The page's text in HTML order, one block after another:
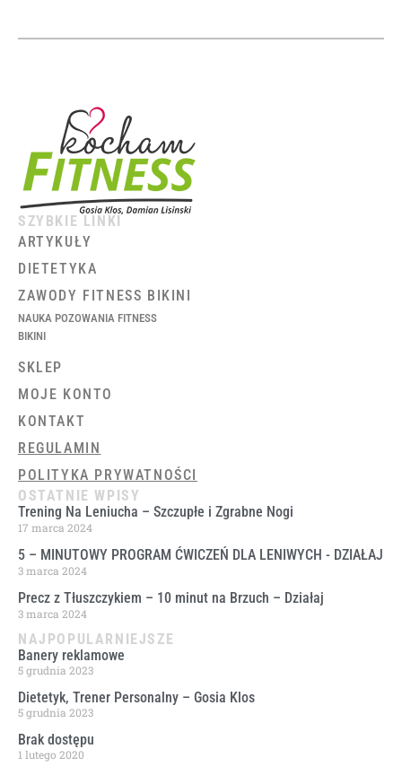
SZYBKIE LINKI
ARTYKUŁY
DIETETYKA
ZAWODY FITNESS BIKINI
NAUKA POZOWANIA FITNESS
BIKINI
SKLEP
MOJE KONTO
KONTAKT
REGULAMIN
POLITYKA PRYWATNOŚCI
OSTATNIE WPISY
Trening Na Leniucha – Szczupłe i Zgrabne Nogi
17 marca 2024
5 – MINUTOWY PROGRAM ĆWICZEŃ DLA LENIWYCH ​- DZIAŁAJ
3 marca 2024
Precz z Tłuszczykiem – 10 minut na Brzuch – Działaj
3 marca 2024
NAJPOPULARNIEJSZE
Banery reklamowe
5 grudnia 2023
Dietetyk, Trener Personalny – Gosia Klos
5 grudnia 2023
Brak dostępu
1 lutego 2020